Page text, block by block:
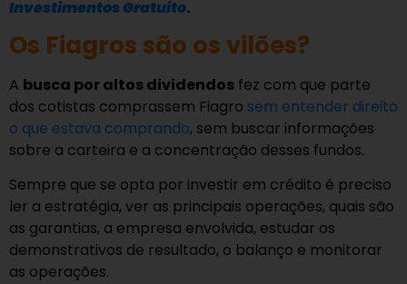
Investimentos Gratuito.
Os Fiagros são os vilões?
A busca por altos dividendos fez com que parte
dos cotistas comprassem Fiagro sem entender direito
o que estava comprando, sem buscar informações
sobre a carteira e a concentração desses fundos.
Sempre que se opta por investir em crédito é preciso
ler a estratégia, ver as principais operações, quais são
as garantias, a empresa envolvida, estudar os
demonstrativos de resultado, o balanço e monitorar
as operações.